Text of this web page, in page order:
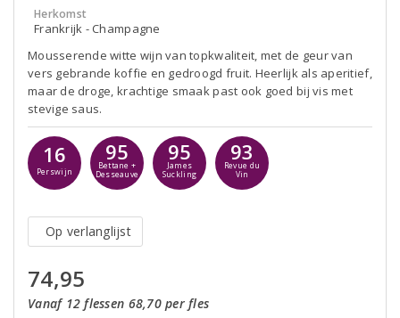
Herkomst
Frankrijk - Champagne
Mousserende witte wijn van topkwaliteit, met de geur van
vers gebrande koffie en gedroogd fruit. Heerlijk als aperitief,
maar de droge, krachtige smaak past ook goed bij vis met
stevige saus.
16
Perswijn
95
Bettane +
Desseauve
95
James
Suckling
93
Revue du
Vin
Op verlanglijst
74,95
Vanaf 12 flessen 68,70 per fles